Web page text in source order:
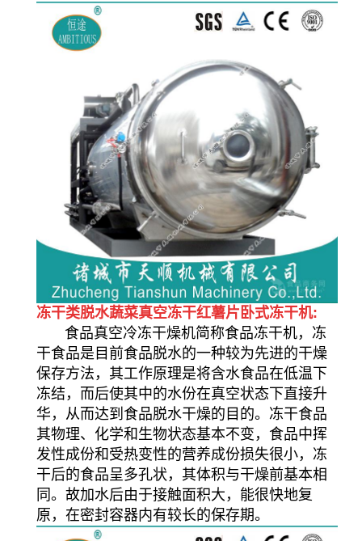
冻干类脱水蔬菜真空冻干红薯片卧式冻干机:
食品真空冷冻干燥机简称食品冻干机，冻
干食品是目前食品脱水的一种较为先进的干燥
保存方法，其工作原理是将含水食品在低温下
冻结，而后使其中的水份在真空状态下直接升
华，从而达到食品脱水干燥的目的。冻干食品
其物理、化学和生物状态基本不变，食品中挥
发性成份和受热变性的营养成份损失很小，冻
干后的食品呈多孔状，其体积与干燥前基本相
同。故加水后由于接触面积大，能很快地复
原，在密封容器内有较长的保存期。